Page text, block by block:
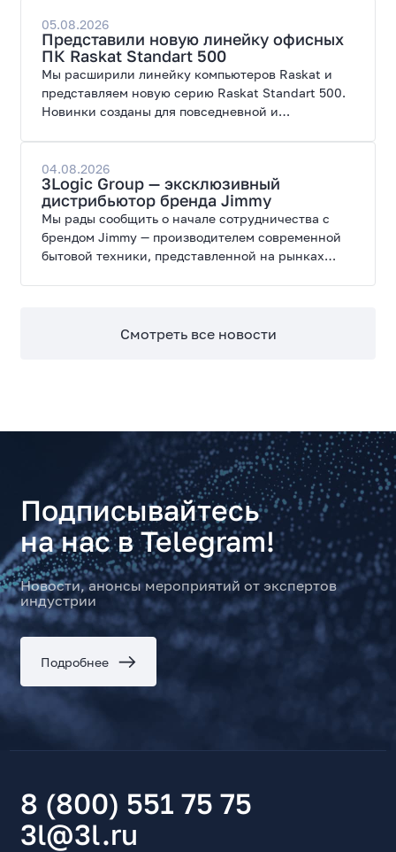
современных игр и работы с нейросетями.
05.08.2026
Представили новую линейку офисных
ПК Raskat Standart 500
Мы расширили линейку компьютеров Raskat и
представляем новую серию Raskat Standart 500.
Новинки созданы для повседневной и
широкие возможности модернизации.
04.08.2026
3Logic Group — эксклюзивный
дистрибьютор бренда Jimmy
Мы рады сообщить о начале сотрудничества с
брендом Jimmy — производителем современной
бытовой техники, представленной на рынках
Смотреть все новости
Подписывайтесь
на нас в Telegram!
Новости, анонсы мероприятий от экспертов
индустрии
Подробнее
8 (800) 551 75 75
3l@3l.ru